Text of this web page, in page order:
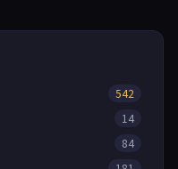
542
14
84